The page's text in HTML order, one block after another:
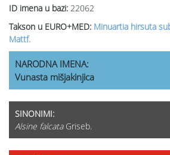
ID imena u bazi: 22062
Takson u EURO+MED: Minuartia hirsuta
Mattf.
NARODNA IMENA:
Vunasta mišjakinjica
SINONIMI:
Alsine falcataGriseb.